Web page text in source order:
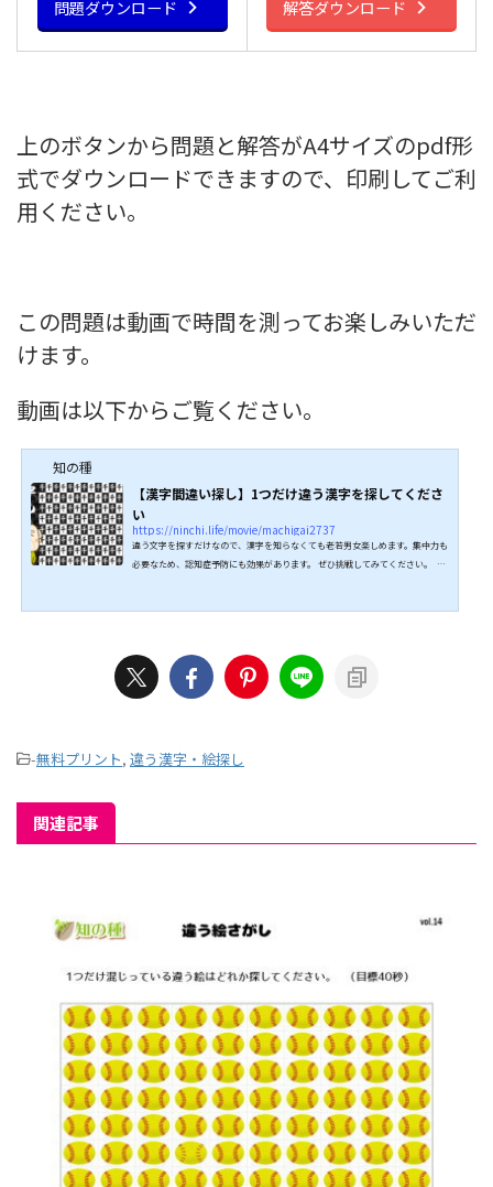
問題ダウンロード 解答ダウンロード
上のボタンから問題と解答がA4サイズのpdf形
式でダウンロードできますので、印刷してご利
用ください。
この問題は動画で時間を測ってお楽しみいただ
けます。
動画は以下からご覧ください。
知の種
【漢字間違い探し】1つだけ違う漢字を探してくださ
い
https://ninchi.life/movie/machigai2737
違う文字を探すだけなので、漢字を知らなくても老若男女楽しめます。集中力も
必要なため、認知症予防にも効果があります。 ぜひ挑戦してみてください。 ↓
-無料プリント, 違う漢字・絵探し
関連記事